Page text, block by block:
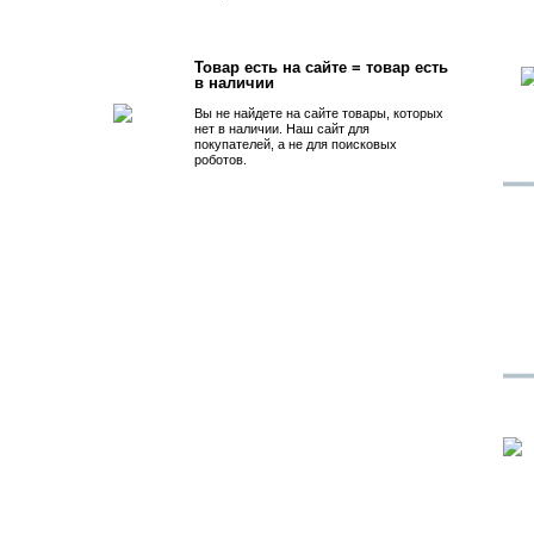
Товар есть на сайте = товар есть
в наличии
Вы не найдете на сайте товары, которых
нет в наличии. Наш сайт для
покупателей, а не для поисковых
роботов.